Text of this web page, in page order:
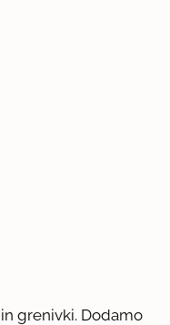
grenivki. Dodamo